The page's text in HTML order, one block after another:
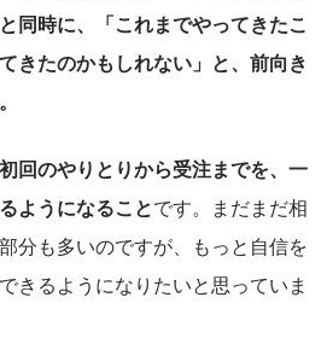
同時に、「これまでやってきたこ
きたのかもしれない」と、前向き
初回のやりとりから受注までを、一
ようになることです。まだまだ相
分も多いのですが、もっと自信を
きるようになりたいと思っていま